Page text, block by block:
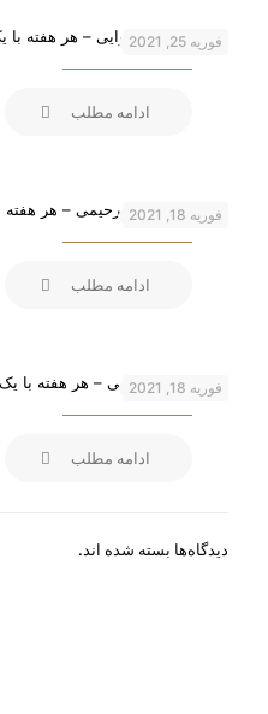
فوریه 25, 2021
شهید محسن وزوایی – هر هفته با یک
ادامه مطلب
فوریه 18, 2021
شهید عبدالمجید رحیمی – هر هفته
ادامه مطلب
فوریه 18, 2021
شهید ناصر کاظمی – هر هفته با یک
ادامه مطلب
دیدگاه‌ها بسته شده اند.